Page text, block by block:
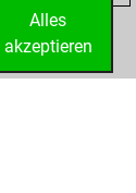
Alles
akzeptieren